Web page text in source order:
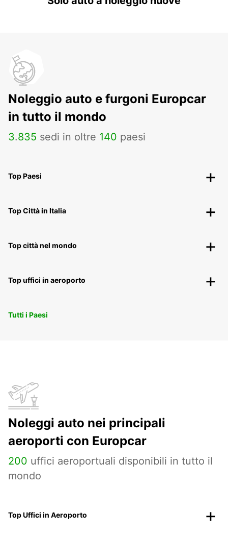
Noleggio auto e furgoni Europcar
in tutto il mondo
3.835 sedi in oltre 140 paesi
Top Paesi
Top Città in Italia
Top città nel mondo
Top uffici in aeroporto
Tutti i Paesi
Noleggi auto nei principali
aeroporti con Europcar
200 uffici aeroportuali disponibili in tutto il
mondo
Top Uffici in Aeroporto